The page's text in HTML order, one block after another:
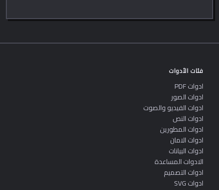
فئات الأدوات
ادوات PDF
ادوات الصور
ادوات الفيديو والصوت
ادوات النص
ادوات المطورين
ادوات الامان
ادوات البيانات
الادوات المساعدة
ادوات التصميم
ادوات SVG